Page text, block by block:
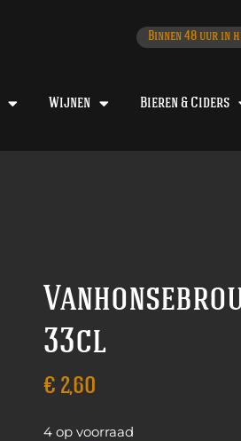
Binnen 48 uur in
Wijnen Bieren & Ciders
33cl
€ 2,60
4 op voorraad